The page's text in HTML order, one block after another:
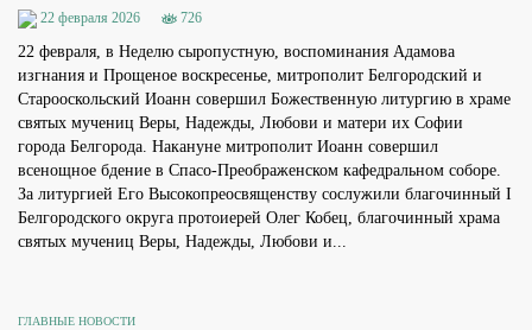
22 февраля 2026 726
22 февраля, в Неделю сыропустную, воспоминания Адамова
изгнания и Прощеное воскресенье, митрополит Белгородский и
Старооскольский Иоанн совершил Божественную литургию в храме
святых мучениц Веры, Надежды, Любови и матери их Софии
города Белгорода. Накануне митрополит Иоанн совершил
всенощное бдение в Спасо-Преображенском кафедральном соборе.
За литургией Его Высокопреосвященству сослужили благочинный I
Белгородского округа протоиерей Олег Кобец, благочинный храма
святых мучениц Веры, Надежды, Любови и...
ГЛАВНЫЕ НОВОСТИ